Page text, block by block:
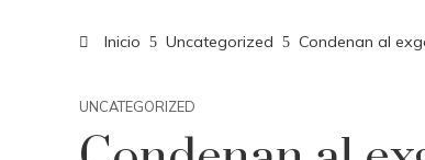
Inicio Uncategorized Condenan al
UNCATEGORIZED